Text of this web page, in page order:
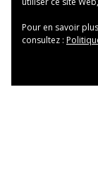
Pour en savoir
consultez :